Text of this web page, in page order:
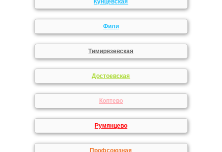
Кунцевская
Фили
Тимирязевская
Достоевская
Коптево
Румянцево
Профсоюзная